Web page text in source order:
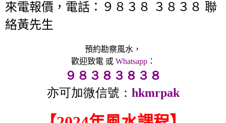
來電報價，電話：９８３８ ３８３８ 聯
絡黃先生
預約勘察風水，
歡迎致電 或 Whatsapp：
９８３８３８３８
亦可加微信號： hkmrpak